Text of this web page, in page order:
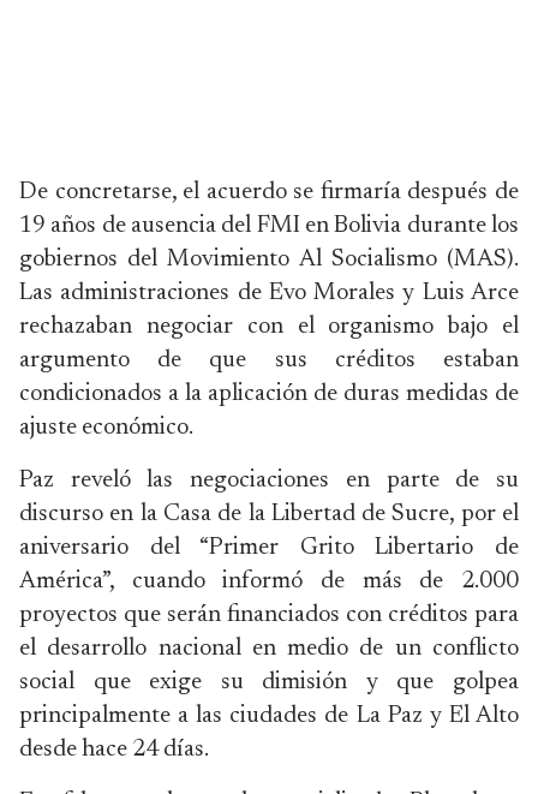
De concretarse, el acuerdo se firmaría después de
19 años de ausencia del FMI en Bolivia durante los
gobiernos del Movimiento Al Socialismo (MAS).
Las administraciones de Evo Morales y Luis Arce
rechazaban negociar con el organismo bajo el
argumento de que sus créditos estaban
condicionados a la aplicación de duras medidas de
ajuste económico.
Paz reveló las negociaciones en parte de su
discurso en la Casa de la Libertad de Sucre, por el
aniversario del “Primer Grito Libertario de
América”, cuando informó de más de 2.000
proyectos que serán financiados con créditos para
el desarrollo nacional en medio de un conflicto
social que exige su dimisión y que golpea
principalmente a las ciudades de La Paz y El Alto
desde hace 24 días.